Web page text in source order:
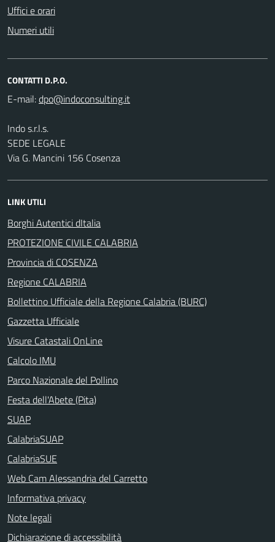
Uffici e orari
Numeri utili
CONTATTI D.P.O.
E-mail:
Indo s.r.l.s.
SEDE LEGALE
Via G. Mancini 156 Cosenza
LINK UTILI
Borghi Autentici dItalia
PROTEZIONE CIVILE CALABRIA
Provincia di COSENZA
Regione CALABRIA
Bollettino Ufficiale della Regione Calabria (BURC)
Gazzetta Ufficiale
Visure Catastali OnLine
Calcolo IMU
Parco Nazionale del Pollino
Festa dell'Abete (Pita)
SUAP
CalabriaSUAP
CalabriaSUE
Web Cam Alessandria del Carretto
Informativa privacy
Note legali
Dichiarazione di accessibilità